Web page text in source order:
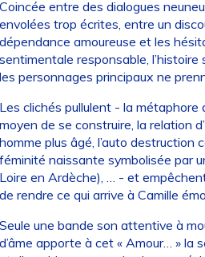
entre des dialogues
trop écrites, entre un
amoureuse et les
responsable, l’histoire
personnages principaux ne
clichés pullulent - la métaphore
de se construire, la relation
plus âgé, l’auto destruction
naissante symbolisée par
en Ardèche), … - et
rendre ce qui arrive à Camille
une bande son attentive à
apporte à cet « Amour… » la